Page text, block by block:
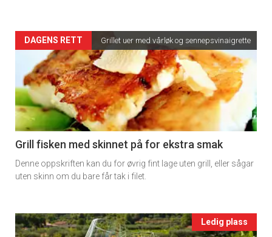
Artikler
detail
-
section
11
Ukens
DAGENS RETT Grillet uer med vårløk og sennepsvinaigrette
Grill fisken med skinnet på for ekstra smak
Denne oppskriften kan du for øvrig fint lage uten grill, eller sågar
uten skinn om du bare får tak i filet.
Events
Ledig plass